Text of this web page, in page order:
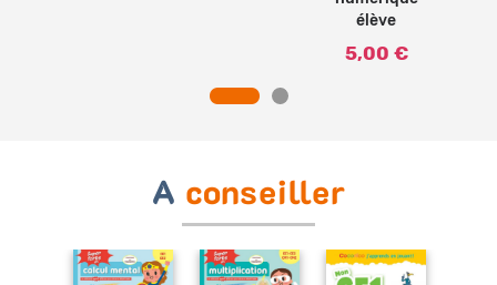
élève
5,00 €
A conseiller